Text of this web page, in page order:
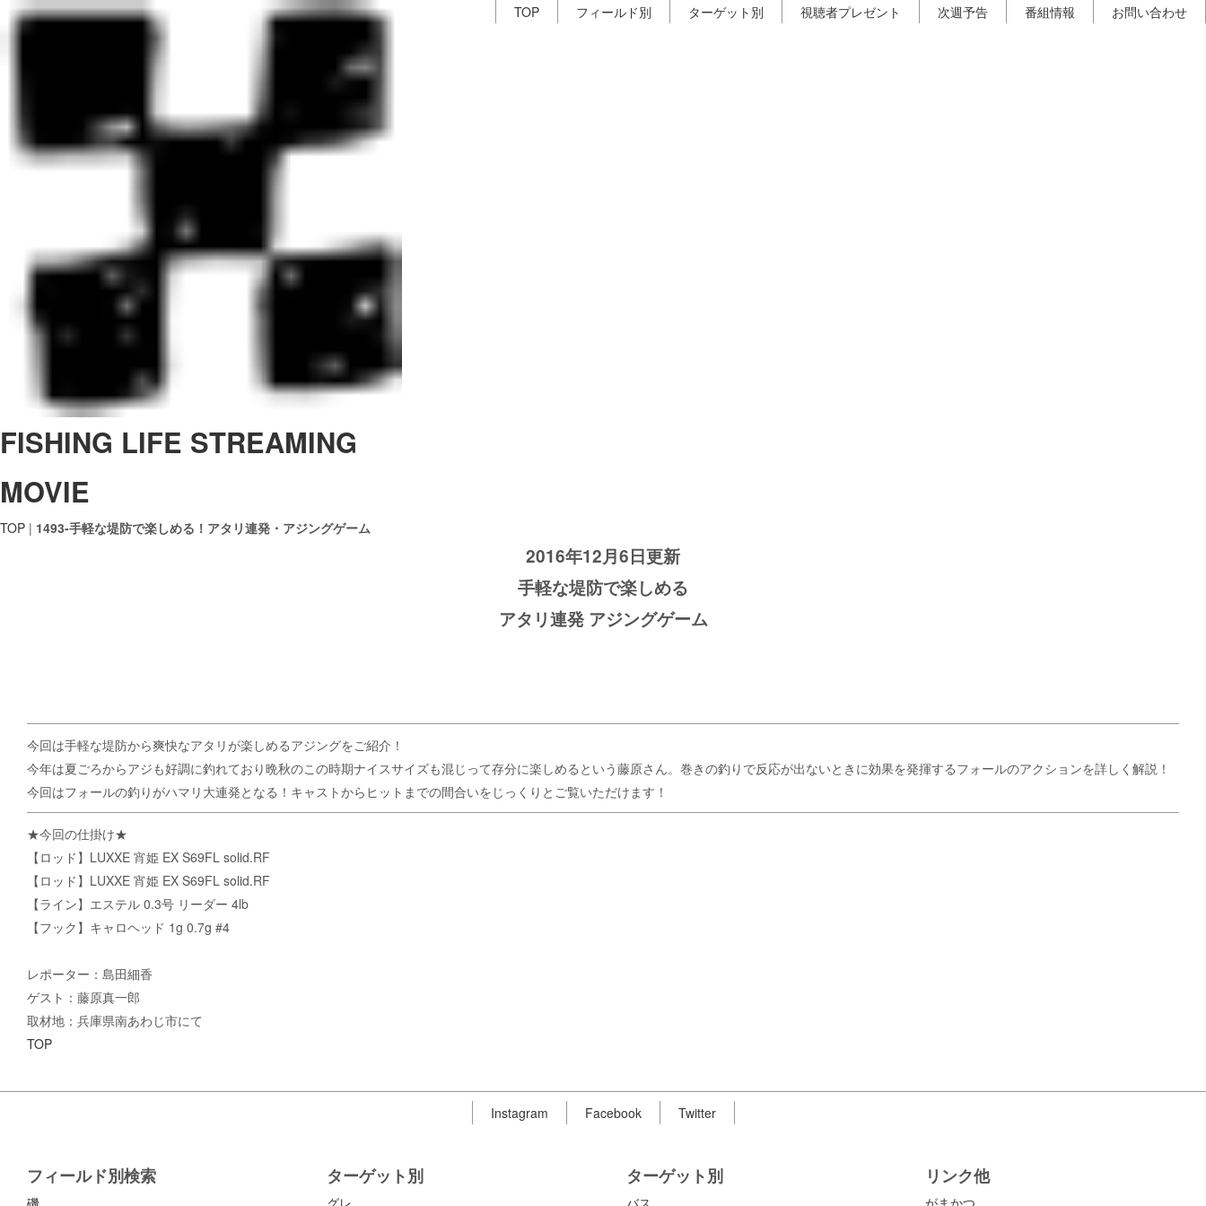
FISHING LIFE STREAMING
MOVIE
TOP フィールド別 ターゲット別 視聴者プレゼント 次週予告 番組情報 お問い合わせ
TOP | 1493-手軽な堤防で楽しめる！アタリ連発・アジングゲーム
2016年12月6日更新
手軽な堤防で楽しめる
アタリ連発 アジングゲーム
今回は手軽な堤防から爽快なアタリが楽しめるアジングをご紹介！
今年は夏ごろからアジも好調に釣れており晩秋のこの時期ナイスサイズも混じって存分に楽しめるという藤原さん。巻きの釣りで反応が出ないときに効果を発揮するフォールのアクションを詳しく解説！
今回はフォールの釣りがハマリ大連発となる！キャストからヒットまでの間合いをじっくりとご覧いただけます！
★今回の仕掛け★
【ロッド】LUXXE 宵姫 EX S69FL solid.RF
【ロッド】LUXXE 宵姫 EX S69FL solid.RF
【ライン】エステル 0.3号 リーダー 4lb
【フック】キャロヘッド 1g 0.7g #4
レポーター：島田細香
ゲスト：藤原真一郎
取材地：兵庫県南あわじ市にて
TOP
Instagram Facebook Twitter
フィールド別検索
磯
ターゲット別
グレ
ターゲット別
バス
リンク他
がまかつ